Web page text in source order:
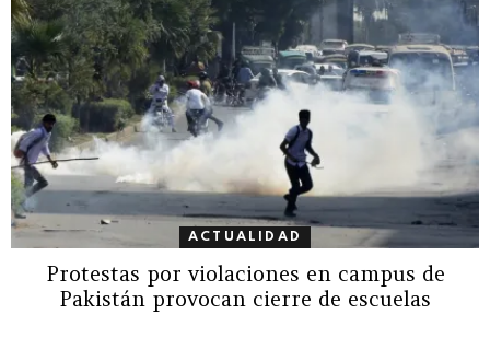
ACTUALIDAD
Protestas por violaciones en campus de
Pakistán provocan cierre de escuelas